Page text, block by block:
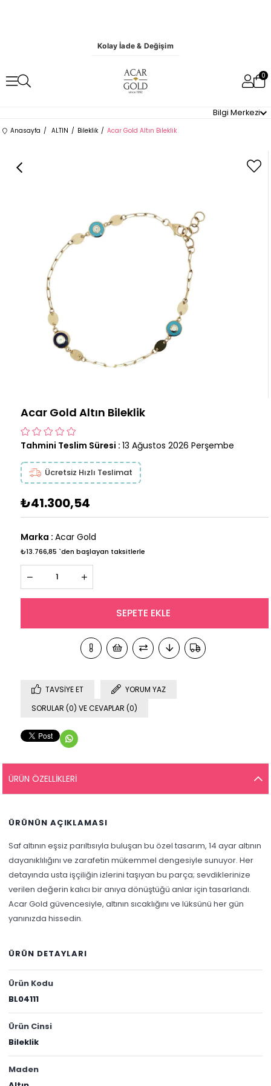
Kolay İade & Değişim
0
Bilgi Merkezi
Anasayfa ALTIN Bileklik Acar Gold Altın Bileklik
Acar Gold Altın Bileklik
Tahmini Teslim Süresi : 13 Ağustos 2026 Perşembe
Ücretsiz Hızlı Teslimat
₺41.300,54
Marka : Acar Gold
₺13.766,85 `den başlayan taksitlerle
TAVSIYE ET
YORUM YAZ
SORULAR (0) VE CEVAPLAR (0)
ÜRÜN ÖZELLIKLERI
ÜRÜNÜN AÇIKLAMASI
Saf altının eşsiz parıltısıyla buluşan bu özel tasarım, 14 ayar altının
dayanıklılığını ve zarafetin mükemmel dengesiyle sunuyor. Her
detayında usta işçiliğin izlerini taşıyan bu parça; sevdiklerinize
verilen değerin kalıcı bir anıya dönüştüğü anlar için tasarlandı.
Acar Gold güvencesiyle, altının sıcaklığını ve lüksünü her gün
yanınızda hissedin.
ÜRÜN DETAYLARI
Ürün Kodu
BL04111
Ürün Cinsi
Bileklik
Maden